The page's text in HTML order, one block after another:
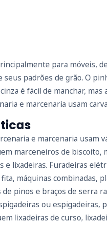
para móveis,
seus padrões de grão. O
é fácil de manchar,
e marcenaria usam
e marcenaria
marceneiros de
e lixadeiras. Furadeiras
máquinas combinadas,
pinos e braços de serra
ou espigadeiras,
lixadeiras de curso,